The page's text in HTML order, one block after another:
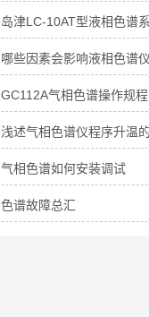
GC112A气相色谱操作规程
气相色谱如何安装调试
色谱故障总汇